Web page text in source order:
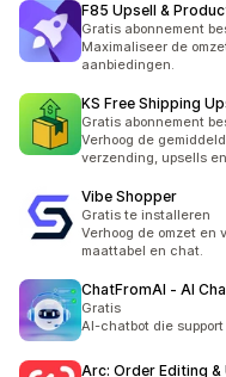
F85 Upsell &
Gratis abonnement
Maximaliseer de
aanbiedingen.
KS Free Shipping
Gratis abonnement
Verhoog de
verzending, upsells
Vibe Shopper
Gratis te installeren
Verhoog de omzet en
maattabel en chat.
ChatFromAI ‑ AI
Gratis
AI-chatbot die
Arc: Order Editing &